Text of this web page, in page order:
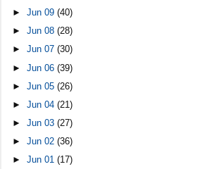
►Jun 09(40)
►Jun 08(28)
►Jun 07(30)
►Jun 06(39)
►Jun 05(26)
►Jun 04(21)
►Jun 03(27)
►Jun 02(36)
►Jun 01(17)